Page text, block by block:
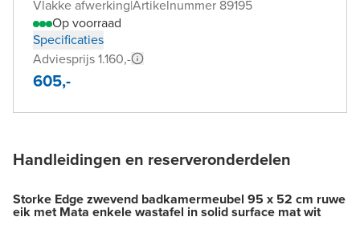
Vlakke afwerking|Artikelnummer 89195
Op voorraad
Specificaties
Adviesprijs 1.160,-
605,-
Handleidingen en reserveronderdelen
Storke Edge zwevend badkamermeubel 95 x 52 cm ruwe
eik met Mata enkele wastafel in solid surface mat wit